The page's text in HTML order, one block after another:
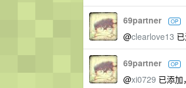
69partner OP
@clearlove13
69partner OP
@xi0729 已添